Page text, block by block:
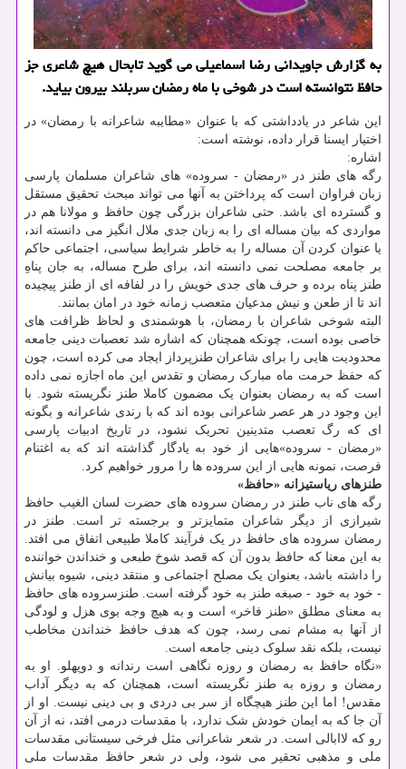
به گزارش جاویدانی رضا اسماعیلی می گوید تابحال هیچ شاعری جز
حافظ نتوانسته است در شوخی با ماه رمضان سربلند بیرون بیاید.
این شاعر در یادداشتی که با عنوان «مطایبه شاعرانه با رمضان» در
اختیار ایسنا قرار داده، نوشته است:
اشاره:
رگه های طنز در «رمضان - سروده» های شاعران مسلمان پارسی
زبان فراوان است که پرداختن به آنها می تواند مبحث تحقیق مستقل
و گسترده ای باشد. حتی شاعران بزرگی چون حافظ و مولانا هم در
مواردی که بیان مساله ای را به زبان جدی ملال انگیز می دانسته اند،
یا عنوان کردن آن مساله را به خاطر شرایط سیاسی، اجتماعی حاکم
بر جامعه مصلحت نمی دانسته اند، برای طرح مساله، به جان پناهِ
طنز پناه برده و حرف های جدی خویش را در لفافه ای از طنز پیچیده
اند تا از طعن و نیش مدعیان متعصب زمانه خود در امان بمانند.
البته شوخی شاعران با رمضان، با هوشمندی و لحاظ ظرافت های
خاصی بوده است، چونکه همچنان که اشاره شد تعصبات دینی جامعه
محدودیت هایی را برای شاعران طنزپرداز ایجاد می کرده است، چون
که حفظ حرمت ماه مبارک رمضان و تقدس این ماه اجازه نمی داده
است که به رمضان بعنوان یک مضمون کاملا طنز نگریسته شود. با
این وجود در هر عصر شاعرانی بوده اند که با رندی شاعرانه و بگونه
ای که رگ تعصب متدینین تحریک نشود، در تاریخ ادبیات پارسی
«رمضان - سروده»هایی از خود به یادگار گذاشته اند که به اغتنام
فرصت، نمونه هایی از این سروده ها را مرور خواهیم کرد.
طنزهای ریاستیزانه «حافظ»
رگه های ناب طنز در رمضان سروده های حضرت لسان الغیب حافظ
شیرازی از دیگر شاعران متمایزتر و برجسته تر است. طنز در
رمضان سروده های حافظ در یک فرآیند کاملا طبیعی اتفاق می افتد.
به این معنا که حافظ بدون آن که قصد شوخ طبعی و خنداندن خواننده
را داشته باشد، بعنوان یک مصلح اجتماعی و منتقد دینی، شیوه بیانش
- خود به خود - صبغه طنز به خود گرفته است. طنزسروده های حافظ
به معنای مطلق «طنز فاخر» است و به هیچ وجه بوی هزل و لودگی
از آنها به مشام نمی رسد، چون که هدف حافظ خنداندن مخاطب
نیست، بلکه نقد سلوک دینی جامعه است.
«نگاه حافظ به رمضان و روزه نگاهی است رندانه و دوپهلو. او به
رمضان و روزه به طنز نگریسته است، همچنان که به دیگر آداب
مقدس! اما این طنز هیچگاه از سر بی دردی و بی دینی نیست. او از
آن جا که به ایمان خودش شک ندارد، با مقدسات درمی افتد، نه از آن
رو که لاابالی است. در شعر شاعرانی مثل فرخی سیستانی مقدسات
ملی و مذهبی تحقیر می شود، ولی در شعر حافظ مقدسات ملی